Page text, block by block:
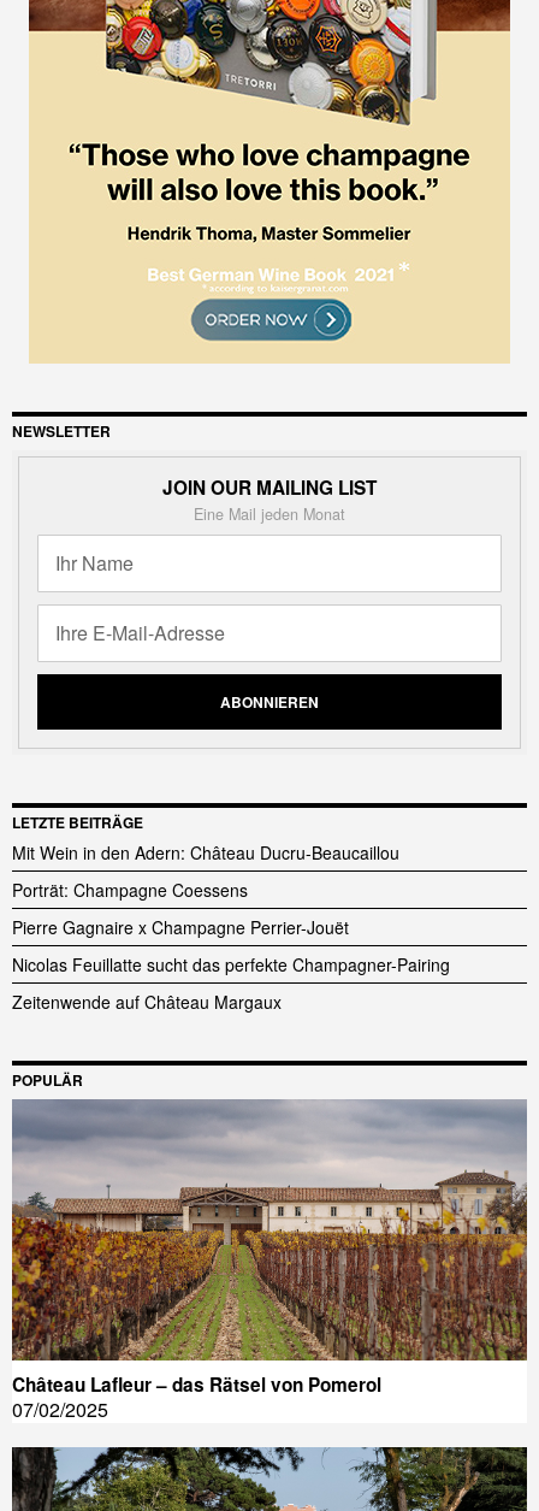
NEWSLETTER
JOIN OUR MAILING LIST
Eine Mail jeden Monat
LETZTE BEITRÄGE
Mit Wein in den Adern: Château Ducru-Beaucaillou
Porträt: Champagne Coessens
Pierre Gagnaire x Champagne Perrier-Jouët
Nicolas Feuillatte sucht das perfekte Champagner-Pairing
Zeitenwende auf Château Margaux
POPULÄR
Château Lafleur – das Rätsel von Pomerol
07/02/2025